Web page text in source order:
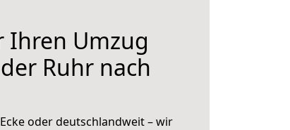
Ihren Umzug
Ruhr nach
oder deutschlandweit – wir